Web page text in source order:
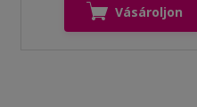
Vásároljon